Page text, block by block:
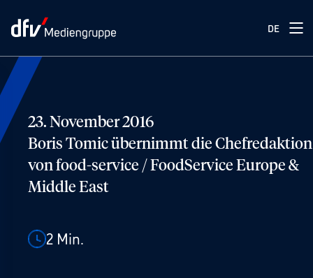
DE
23. November 2016
Boris Tomic übernimmt die Chefredaktion
von food-service / FoodService Europe &
Middle East
2 Min.